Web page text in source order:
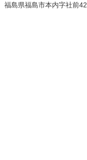
福島県福島市本内字社前42